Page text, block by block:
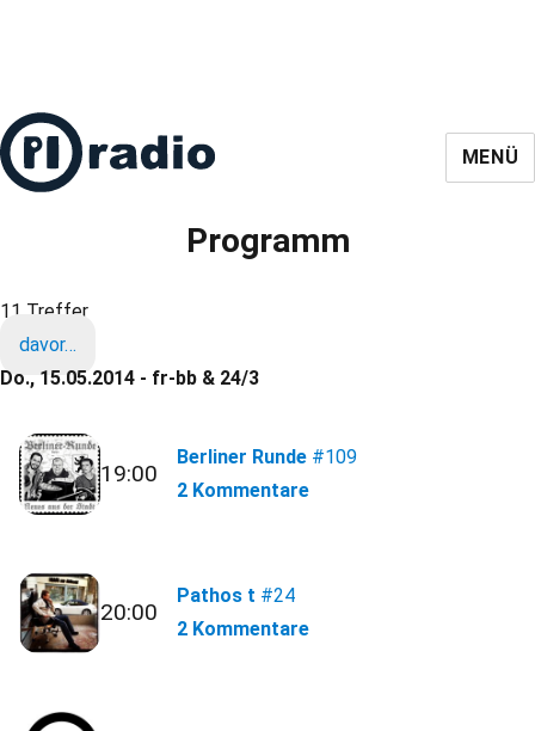
MENÜ
Programm
11 Treffer
davor…
Do., 15.05.2014 - fr-bb & 24/3
19:00
Berliner Runde #109
2 Kommentare
20:00
Pathos t #24
2 Kommentare